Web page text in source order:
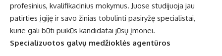
profesinius, kvalifikacinius mokymus. Juose studijuoja jau
patirties įgiję ir savo žinias tobulinti pasiryžę specialistai,
kurie gali būti puikūs kandidatai jūsų įmonei.
Specializuotos galvų medžioklės agentūros